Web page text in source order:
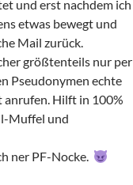
und erst nachdem ich
etwas bewegt und
Mail zurück.
größtenteils nur per
Pseudonymen echte
anrufen. Hilft in 100%
Muffel und
ner PF-Nocke.